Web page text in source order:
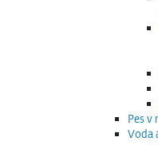
Pes v
Voda